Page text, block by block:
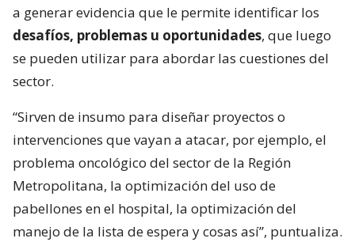
a generar evidencia que le permite identificar los
desafíos, problemas u oportunidades, que luego
se pueden utilizar para abordar las cuestiones del
sector.
“Sirven de insumo para diseñar proyectos o
intervenciones que vayan a atacar, por ejemplo, el
problema oncológico del sector de la Región
Metropolitana, la optimización del uso de
pabellones en el hospital, la optimización del
manejo de la lista de espera y cosas así”, puntualiza.